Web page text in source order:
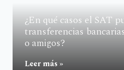
¿En qué casos el SAT
transferencias
o amigos?
Leer más »